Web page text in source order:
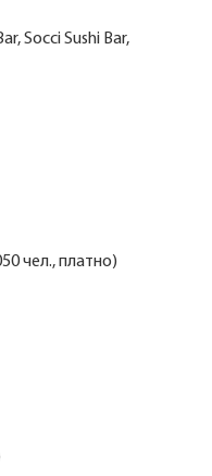
Socci Sushi Bar,
чел., платно)